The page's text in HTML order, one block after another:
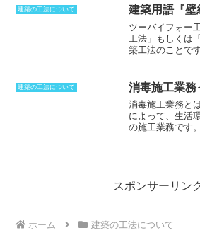
め、大きなリスクをかかえて建てていくこ
ています。また
なるため、間隔
ことができます
折置きのほうが
うが施工は簡単
という仕口が特
弱点があり、羽
必要とします。
の優雅さは、京
って、組み立て
建築の工法について 建築用語『壁
ツーバイフォー
工法」もしくは
築工法のことです
フォー工法の構
ンチの断面の木
造用合板を釘打
合わせることで
を構成し六面体
いという特徴も
ります。木材は
乾燥することで
建築の工法について 消毒施工業務
消毒施工業務と
によって、生活
の施工業務です
れます。また、
ブリやイエダニ
施工業務は、機
することによっ
スポンサーリン
ホーム 建築の工法について